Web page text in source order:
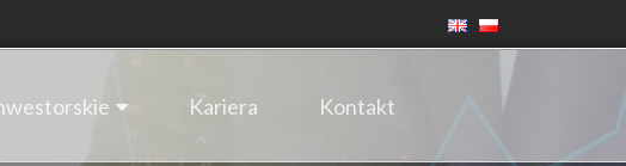
Kariera Kontakt